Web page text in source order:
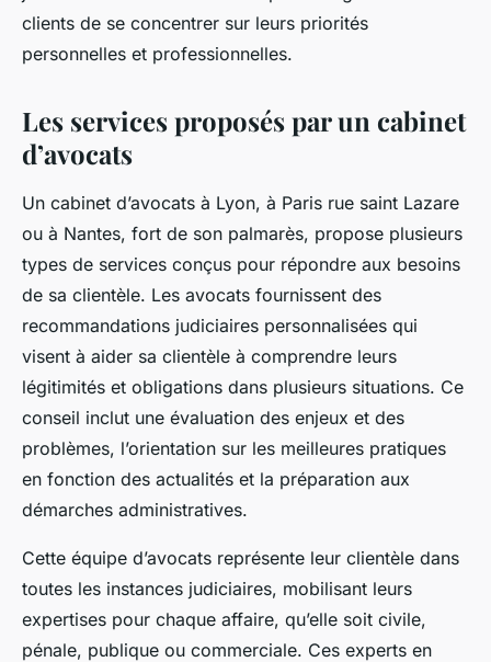
clients de se concentrer sur leurs priorités
personnelles et professionnelles.
Les services proposés par un cabinet
d’avocats
Un cabinet d’avocats à Lyon, à Paris rue saint Lazare
ou à Nantes, fort de son palmarès, propose plusieurs
types de services conçus pour répondre aux besoins
de sa clientèle. Les avocats fournissent des
recommandations judiciaires personnalisées qui
visent à aider sa clientèle à comprendre leurs
légitimités et obligations dans plusieurs situations. Ce
conseil inclut une évaluation des enjeux et des
problèmes, l’orientation sur les meilleures pratiques
en fonction des actualités et la préparation aux
démarches administratives.
Cette équipe d’avocats représente leur clientèle dans
toutes les instances judiciaires, mobilisant leurs
expertises pour chaque affaire, qu’elle soit civile,
pénale, publique ou commerciale. Ces experts en